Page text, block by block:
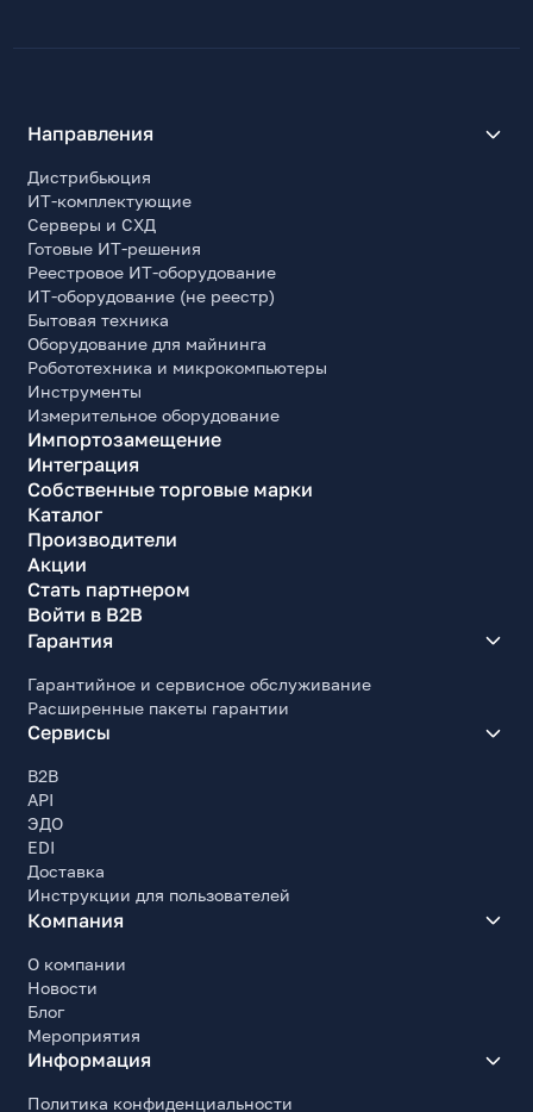
Направления
Дистрибьюция
ИТ-комплектующие
Серверы и СХД
Готовые ИТ-решения
Реестровое ИТ-оборудование
ИТ-оборудование (не реестр)
Бытовая техника
Оборудование для майнинга
Робототехника и микрокомпьютеры
Инструменты
Измерительное оборудование
Импортозамещение
Интеграция
Собственные торговые марки
Каталог
Производители
Акции
Стать партнером
Войти в B2B
Гарантия
Гарантийное и сервисное обслуживание
Расширенные пакеты гарантии
Сервисы
B2B
API
ЭДО
EDI
Доставка
Инструкции для пользователей
Компания
О компании
Новости
Блог
Мероприятия
Информация
Политика конфиденциальности